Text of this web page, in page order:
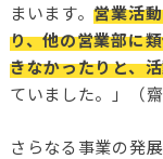
まいます。営業活
り、他の営業部に
きなかったりと、
ていました。」（齋
さらなる事業の発